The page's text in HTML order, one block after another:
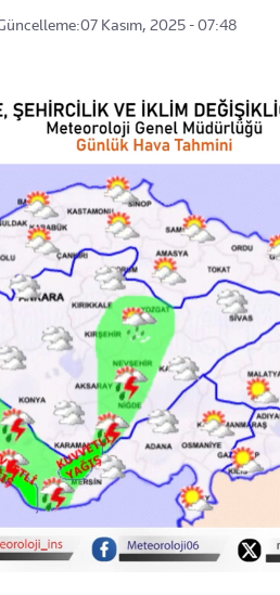
07 Kasım, 2025 - 07:48